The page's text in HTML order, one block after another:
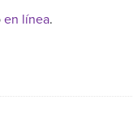
en línea.